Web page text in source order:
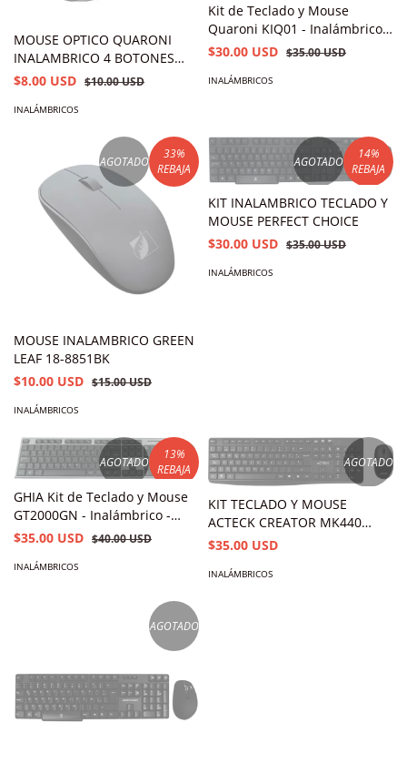
MOUSE OPTICO QUARONI
INALAMBRICO 4 BOTONES
COLOR NEGRO CON AJUSTE
$8.00 USD $10.00 USD
INALÁMBRICOS
Kit de Teclado y Mouse
Quaroni KIQ01 - Inalámbrico -
Negro
$30.00 USD $35.00 USD
INALÁMBRICOS
AGOTADO
33%
REBAJA
MOUSE INALAMBRICO GREEN
LEAF 18-8851BK
$10.00 USD $15.00 USD
INALÁMBRICOS
AGOTADO
14%
REBAJA
KIT INALAMBRICO TECLADO Y
MOUSE PERFECT CHOICE
$30.00 USD $35.00 USD
INALÁMBRICOS
AGOTADO
13%
REBAJA
GHIA Kit de Teclado y Mouse
GT2000GN - Inalámbrico -
Negro/Gris
$35.00 USD $40.00 USD
INALÁMBRICOS
AGOTADO
KIT TECLADO Y MOUSE
ACTECK CREATOR MK440
INALAMBRICO RECEPTOR USB
$35.00 USD
INALÁMBRICOS
AGOTADO